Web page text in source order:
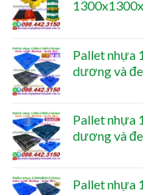
Pallet nhựa
dương và
Pallet nhựa
dương và
Pallet nhựa